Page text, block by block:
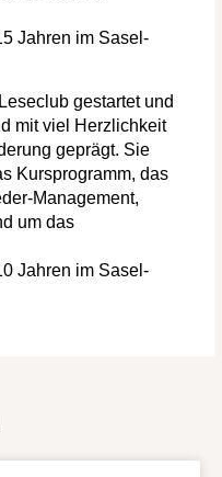
Jahren im Sasel-
gestartet und
mit viel Herzlichkeit
geprägt. Sie
Kursprogramm, das
Management,
um das
Jahren im Sasel-